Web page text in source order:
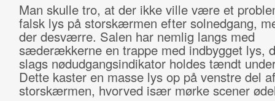
Man skulle tro, at der ikke ville være et
falsk lys på storskærmen efter solnedgang,
der desværre. Salen har nemlig langs med
sæderækkerne en trappe med indbygget lys,
slags nødudgangsindikator holdes tændt
Dette kaster en masse lys op på venstre del af
storskærmen, hvorved især mørke scener